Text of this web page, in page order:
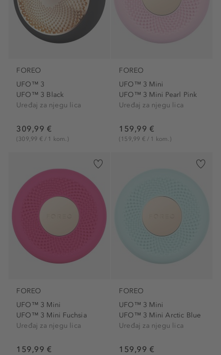
FOREO
UFO™ 3
UFO™ 3 Black
Uređaj za njegu lica
309,99 €
(309,99 € / 1 kom.)
FOREO
UFO™ 3 Mini
UFO™ 3 Mini Pearl Pink
Uređaj za njegu lica
159,99 €
(159,99 € / 1 kom.)
FOREO
UFO™ 3 Mini
UFO™ 3 Mini Fuchsia
Uređaj za njegu lica
159,99 €
FOREO
UFO™ 3 Mini
UFO™ 3 Mini Arctic Blue
Uređaj za njegu lica
159,99 €